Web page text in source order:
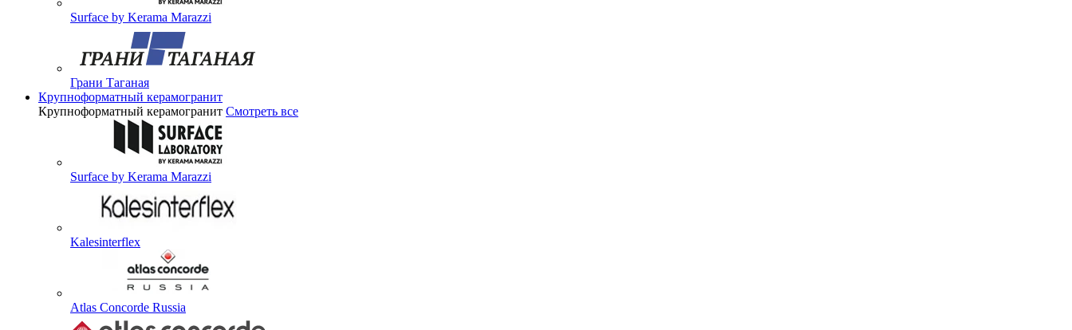
Surface by Kerama Marazzi
Грани Таганая
Крупноформатный керамогранит
Крупноформатный керамогранит Смотреть все
Surface by Kerama Marazzi
Kalesinterflex
Atlas Concorde Russia